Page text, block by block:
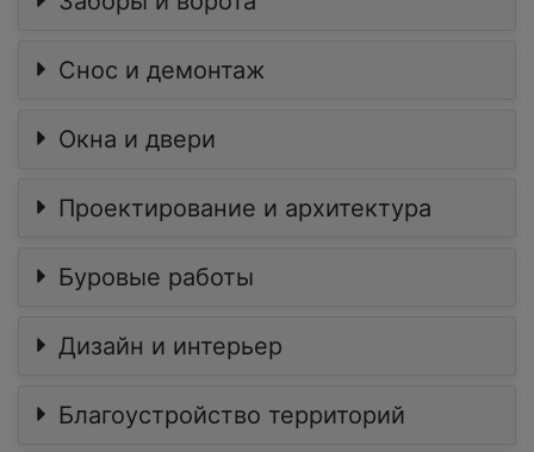
Снос и демонтаж
Окна и двери
Проектирование и архитектура
Буровые работы
Дизайн и интерьер
Благоустройство территорий